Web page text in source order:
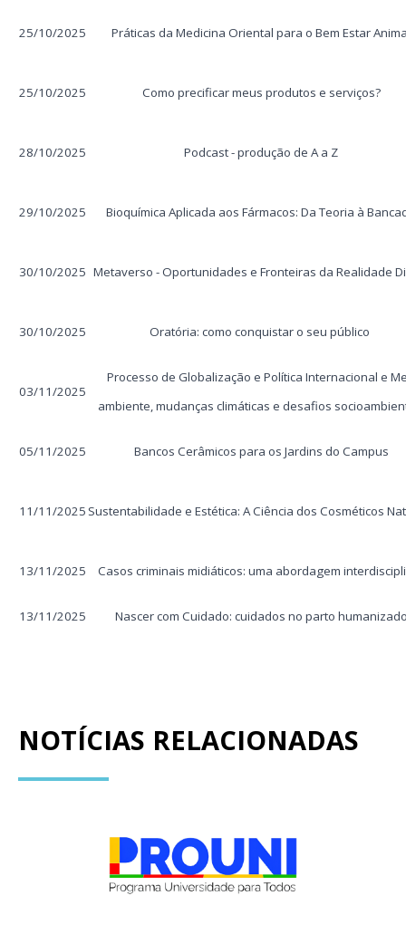
25/10/2025 Práticas da Medicina Oriental para o Bem Estar
25/10/2025 Como precificar meus produtos e serviços?
28/10/2025 Podcast - produção de A a Z
29/10/2025 Bioquímica Aplicada aos Fármacos: Da Teoria à
30/10/2025 Metaverso - Oportunidades e Fronteiras da Realidade
30/10/2025 Oratória: como conquistar o seu público
03/11/2025
Processo de Globalização e Política Internacional e
ambiente, mudanças climáticas e desafios
05/11/2025 Bancos Cerâmicos para os Jardins do Campus
11/11/2025 Sustentabilidade e Estética: A Ciência dos Cosméticos
13/11/2025 Casos criminais midiáticos: uma abordagem
13/11/2025 Nascer com Cuidado: cuidados no parto
NOTÍCIAS RELACIONADAS